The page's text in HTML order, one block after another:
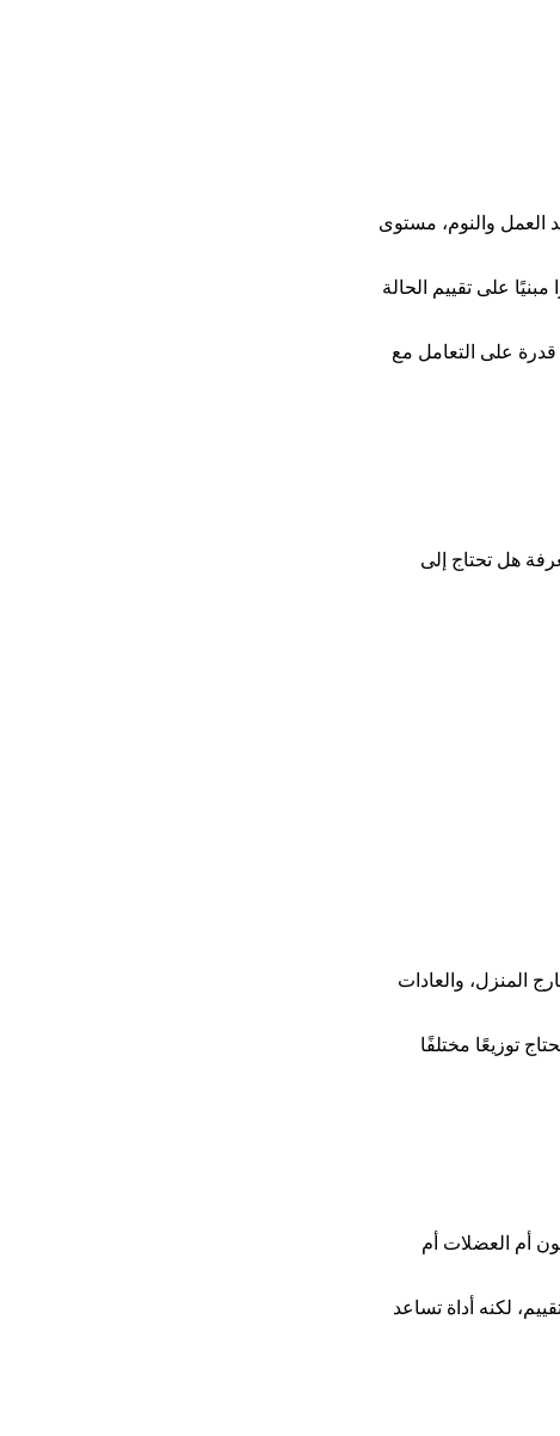
العمل والنوم، مستوى
على تقييم الحالة
قدرة على التعامل مع
هل تحتاج إلى
المنزل، والعادات
توزيعًا مختلفًا
أم العضلات أم
لكنه أداة تساعد